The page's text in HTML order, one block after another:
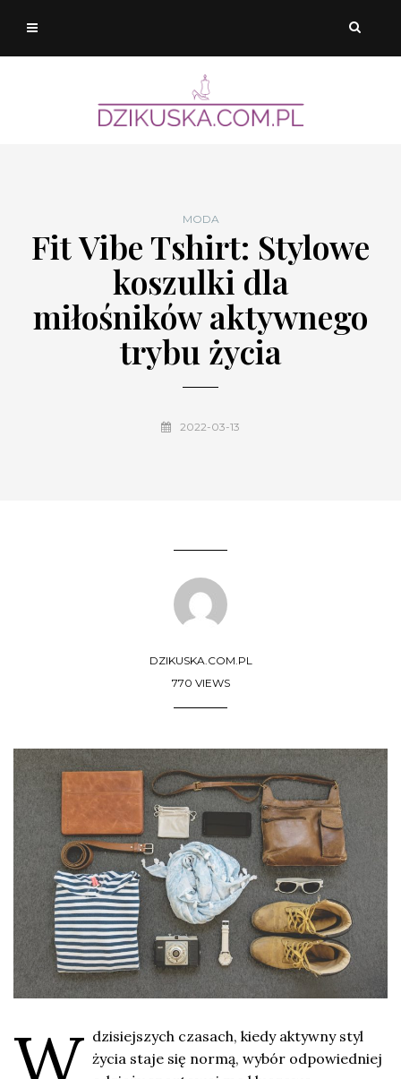
MODA
Fit Vibe Tshirt: Stylowe
koszulki dla
miłośników aktywnego
trybu życia
2022-03-13
DZIKUSKA.COM.PL
770 VIEWS
W dzisiejszych czasach, kiedy aktywny styl
życia staje się normą, wybór odpowiedniej